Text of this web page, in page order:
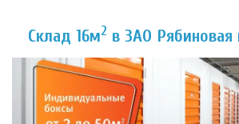
Склад 16м2 в ЗАО